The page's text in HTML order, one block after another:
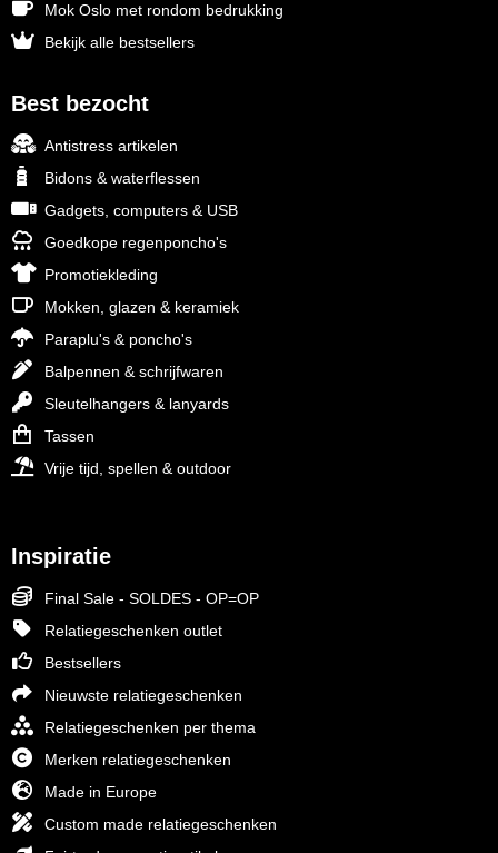
Mok Oslo met rondom bedrukking
Bekijk alle bestsellers
Best bezocht
Antistress artikelen
Bidons & waterflessen
Gadgets, computers & USB
Goedkope regenponcho's
Promotiekleding
Mokken, glazen & keramiek
Paraplu's & poncho's
Balpennen & schrijfwaren
Sleutelhangers & lanyards
Tassen
Vrije tijd, spellen & outdoor
Inspiratie
Final Sale - SOLDES - OP=OP
Relatiegeschenken outlet
Bestsellers
Nieuwste relatiegeschenken
Relatiegeschenken per thema
Merken relatiegeschenken
Made in Europe
Custom made relatiegeschenken